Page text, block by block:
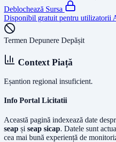
Deblochează Sursa
Disponibil gratuit pentru utilizatorii
Termen Depunere Depășit
Context Piață
Eșantion regional insuficient.
Info Portal Licitatii
Această pagină indexează date
seap și seap sicap. Datele sunt
cea mai bună experiență de